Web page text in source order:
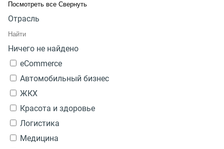
Посмотреть все Свернуть
Отрасль
Ничего не найдено
eCommerce
Автомобильный бизнес
ЖКХ
Красота и здоровье
Логистика
Медицина